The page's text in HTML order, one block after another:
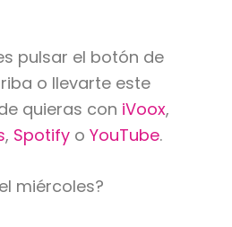
pulsar el botón de
o llevarte este
quieras con iVoox,
, Spotifyo YouTube.
miércoles?